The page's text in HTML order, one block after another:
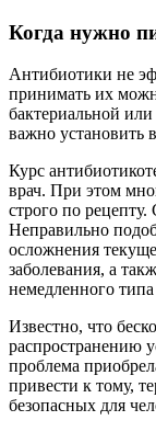
Когда нужно
Антибиотики не
принимать их
бактериальной
важно установить
Курс
врач. При этом
строго по
Неправильно
осложнения
заболевания, а
немедленного
Известно, что
распространению
проблема
привести к тому,
безопасных для